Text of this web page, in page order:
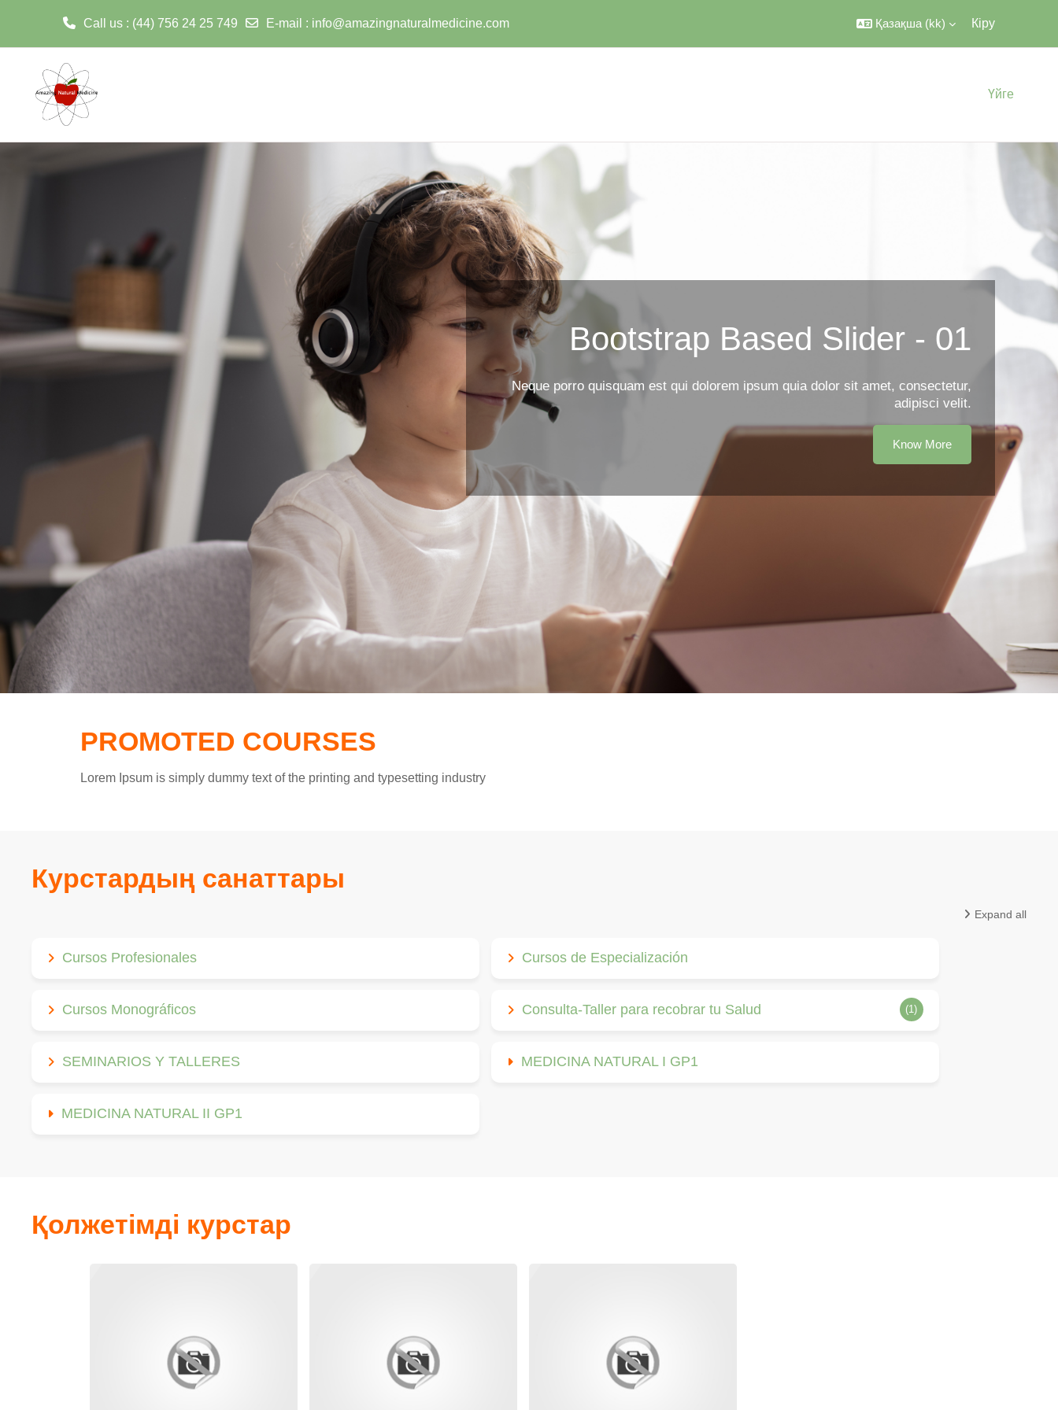
Call us : (44) 756 24 25 749 E-mail : info@amazingnaturalmedicine.com Қазақша ‎(kk)‎ Кіру
Үйге
Bootstrap Based Slider - 01
Neque porro quisquam est qui dolorem ipsum quia dolor sit amet, consectetur,
adipisci velit.
Know More
PROMOTED COURSES
Lorem Ipsum is simply dummy text of the printing and typesetting industry
Курстардың санаттары
Expand all
Cursos Profesionales Cursos de Especialización
Cursos Monográficos Consulta-Taller para recobrar tu Salud (1)
SEMINARIOS Y TALLERES MEDICINA NATURAL I GP1
MEDICINA NATURAL II GP1
Қолжетімді курстар